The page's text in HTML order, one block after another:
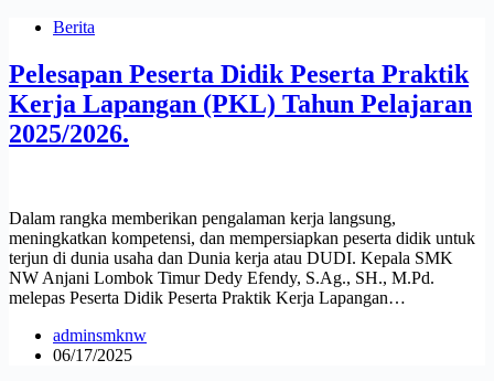
Berita
Pelesapan Peserta Didik Peserta Praktik
Kerja Lapangan (PKL) Tahun Pelajaran
2025/2026.
Dalam rangka memberikan pengalaman kerja langsung,
meningkatkan kompetensi, dan mempersiapkan peserta didik untuk
terjun di dunia usaha dan Dunia kerja atau DUDI. Kepala SMK
NW Anjani Lombok Timur Dedy Efendy, S.Ag., SH., M.Pd.
melepas Peserta Didik Peserta Praktik Kerja Lapangan…
adminsmknw
06/17/2025